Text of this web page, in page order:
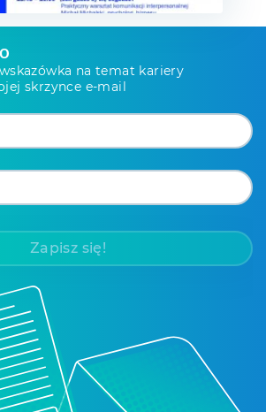
na temat kariery
skrzynce e-mail
Zapisz się!